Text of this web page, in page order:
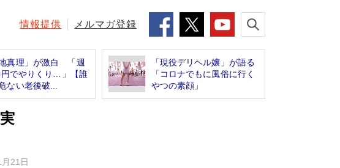
情報提供 メルマガ登録
地真理」が激白 「週
でやりくり…」【誰
ない老後破...
「現役デリヘル嬢」が語る
「コロナでもに風俗に行く
やつの素顔」
21日